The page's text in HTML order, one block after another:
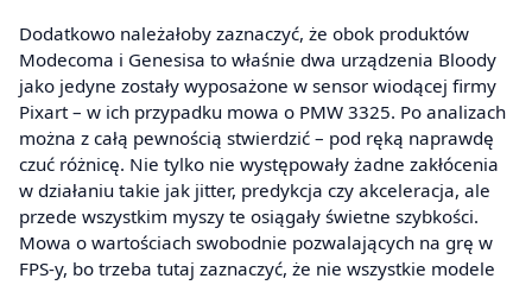
Dodatkowo należałoby zaznaczyć, że obok produktów
Modecoma i Genesisa to właśnie dwa urządzenia Bloody
jako jedyne zostały wyposażone w sensor wiodącej firmy
Pixart – w ich przypadku mowa o PMW 3325. Po analizach
można z całą pewnością stwierdzić – pod ręką naprawdę
czuć różnicę. Nie tylko nie występowały żadne zakłócenia
w działaniu takie jak jitter, predykcja czy akceleracja, ale
przede wszystkim myszy te osiągały świetne szybkości.
Mowa o wartościach swobodnie pozwalających na grę w
FPS-y, bo trzeba tutaj zaznaczyć, że nie wszystkie modele